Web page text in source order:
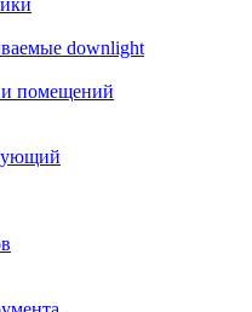
downlight
и помещений